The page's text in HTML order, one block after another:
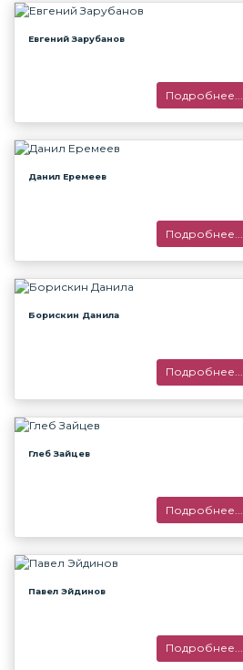
Евгений Зарубанов
Подробнее...
Данил Еремеев
Подробнее...
Борискин Данила
Подробнее...
Глеб Зайцев
Подробнее...
Павел Эйдинов
Подробнее...